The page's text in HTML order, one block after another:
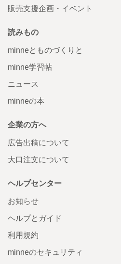
販売支援企画・イベント
読みもの
minneとものづくりと
minne学習帖
ニュース
minneの本
企業の方へ
広告出稿について
大口注文について
ヘルプセンター
お知らせ
ヘルプとガイド
利用規約
minneのセキュリティ